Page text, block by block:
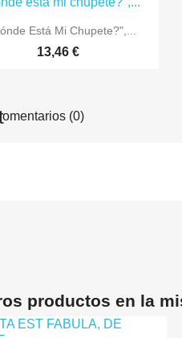
 Vista rápida
Está Mi Chupete?",...
13,46 €
(0)
productos en la